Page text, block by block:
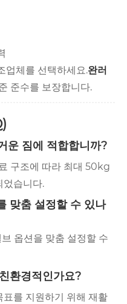
업체를 선택하세요.완러
준수를 보장합니다.
운 짐에 적합합니까?
구조에 따라 최대 50kg
었습니다.
맞춤 설정할 수 있나
옵션을 맞춤 설정할 수
환경적인가요?
를 지원하기 위해 재활